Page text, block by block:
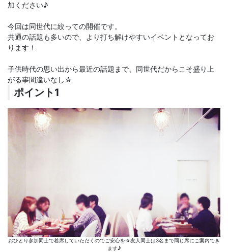
加ください♪
今回は同世代に絞っての開催です。
共通の話題も多いので、より打ち解けやすいイベントとなってお
ります！
子供時代の思い出から最近の話題まで、同世代だからこそ盛り上
がる事間違いなし☆
ポイント1
おひとり参加同士で着席していただくのでご安心を☆友人同士は3名まで同じ席にご案内でき
ます♪